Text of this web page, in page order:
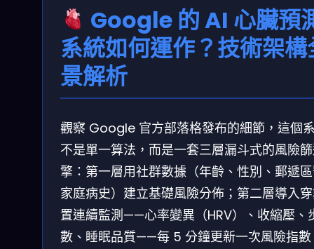
Google 的 AI 心臟預
系統如何運作？技術架構
景解析
觀察 Google 官方部落格發布的細節，這個
不是單一算法，而是一套三層漏斗式的風險
擎：第一層用社群數據（年齡、性別、郵遞
家庭病史）建立基礎風險分佈；第二層導入
置連續監測——心率變異（HRV）、收縮壓、
數、睡眠品質——每 5 分鐘更新一次風險指數